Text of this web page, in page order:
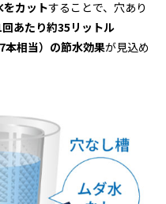
カットすることで、穴あり
回あたり約35 リットル
本相当）の節水効果が見込め